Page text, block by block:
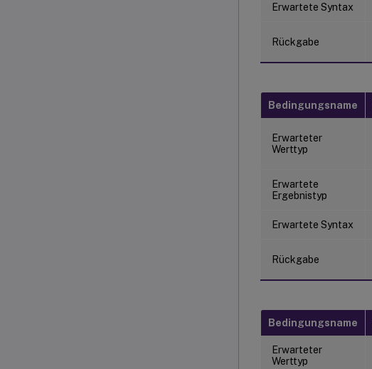
Erwartete Syntax
Rückgabe
Bedingungsname
Erwarteter
Werttyp
Erwartete
Ergebnistyp
Erwartete Syntax
Rückgabe
Bedingungsname
Erwarteter
Werttyp